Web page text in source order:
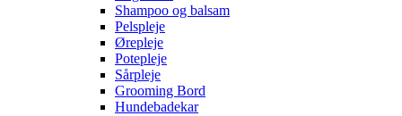
Shampoo og balsam
Pelspleje
Ørepleje
Potepleje
Sårpleje
Grooming Bord
Hundebadekar